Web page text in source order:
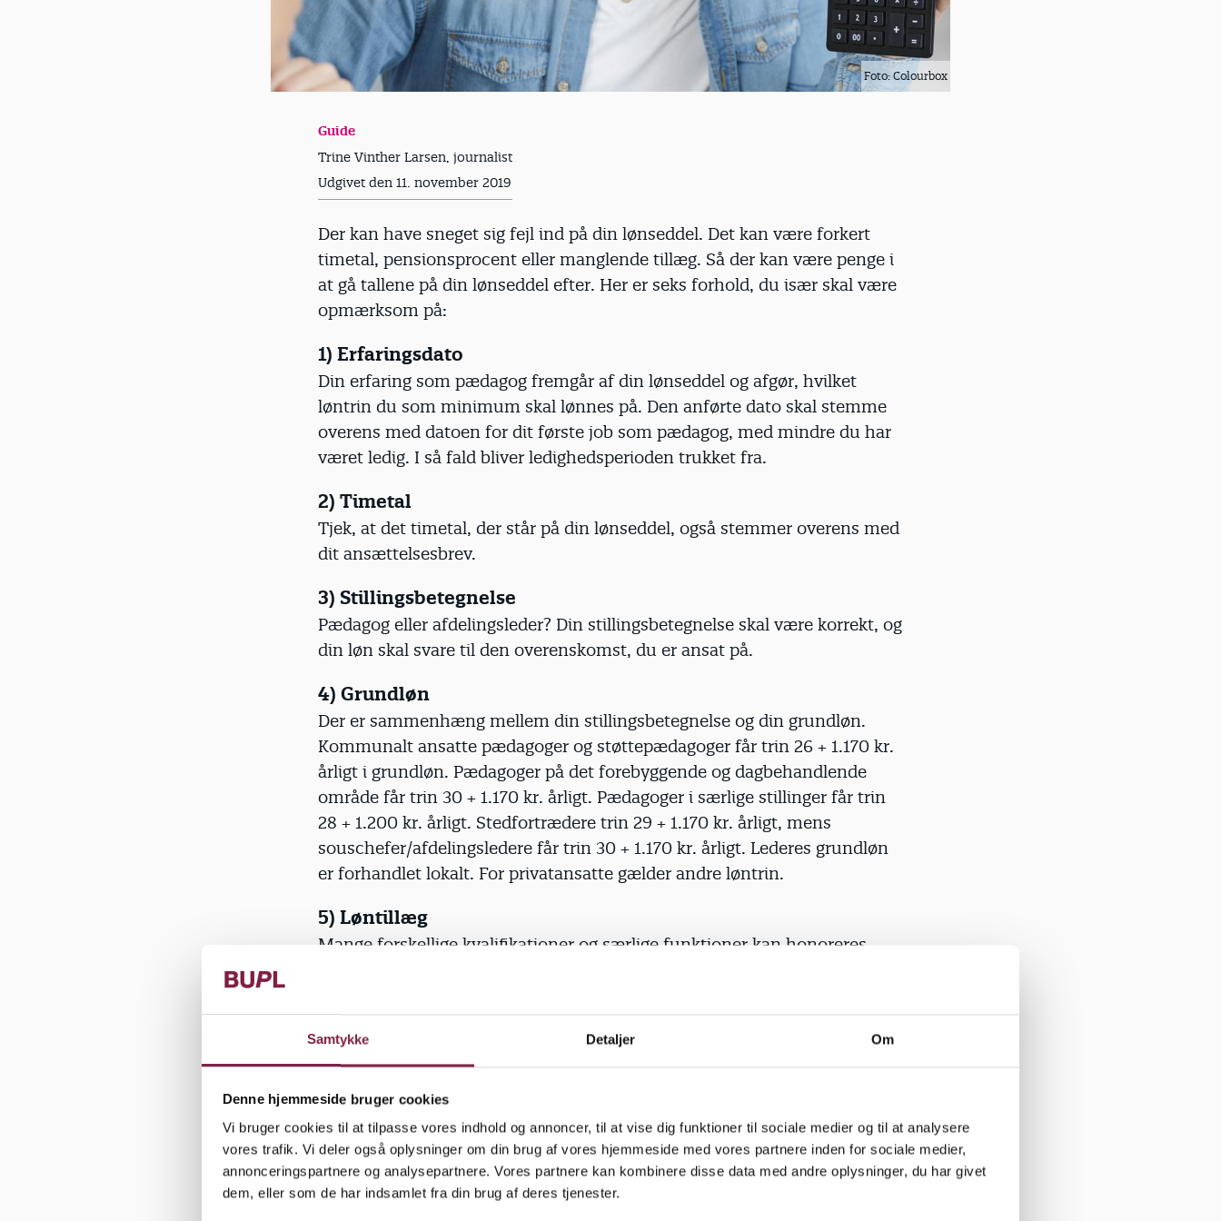
Samtykke Detaljer Om
Denne hjemmeside bruger cookies
Vi bruger cookies til at tilpasse vores indhold og annoncer, til at vise dig funktioner til sociale medier og til at analysere
vores trafik. Vi deler også oplysninger om din brug af vores hjemmeside med vores partnere inden for sociale medier,
annonceringspartnere og analysepartnere. Vores partnere kan kombinere disse data med andre oplysninger, du har givet
dem, eller som de har indsamlet fra din brug af deres tjenester.
Foto: Colourbox
Guide
Trine Vinther Larsen, journalist
Udgivet den 11. november 2019
Der kan have sneget sig fejl ind på din lønseddel. Det kan være forkert
timetal, pensionsprocent eller manglende tillæg. Så der kan være penge i
at gå tallene på din lønseddel efter. Her er seks forhold, du især skal være
opmærksom på:
1) Erfaringsdato
Din erfaring som pædagog fremgår af din lønseddel og afgør, hvilket
løntrin du som minimum skal lønnes på. Den anførte dato skal stemme
overens med datoen for dit første job som pædagog, med mindre du har
været ledig. I så fald bliver ledighedsperioden trukket fra.
2) Timetal
Tjek, at det timetal, der står på din lønseddel, også stemmer overens med
dit ansættelsesbrev.
3) Stillingsbetegnelse
Pædagog eller afdelingsleder? Din stillingsbetegnelse skal være korrekt, og
din løn skal svare til den overenskomst, du er ansat på.
4) Grundløn
Der er sammenhæng mellem din stillingsbetegnelse og din grundløn.
Kommunalt ansatte pædagoger og støttepædagoger får trin 26 + 1.170 kr.
årligt i grundløn. Pædagoger på det forebyggende og dagbehandlende
område får trin 30 + 1.170 kr. årligt. Pædagoger i særlige stillinger får trin
28 + 1.200 kr. årligt. Stedfortrædere trin 29 + 1.170 kr. årligt, mens
souschefer/afdelingsledere får trin 30 + 1.170 kr. årligt. Lederes grundløn
er forhandlet lokalt. For privatansatte gælder andre løntrin.
5) Løntillæg
Mange forskellige kvalifikationer og særlige funktioner kan honoreres
skovbussen, er med i skole, er praktikvejleder, arbejder med inklusion
eller i en specialbørnehave eller noget helt sjette, så tjek med din
tillidsrepræsentant og din fagforening, om der knytter sig et tillæg til dine
opgaver og din institution. Arbejder du i et tilbud, der er åbent i mindst
100 aftentimer om året, eller har du arbejde i weekenden eller delt eller
for sent varslet omlagt tjeneste, udløser det også tillæg. De tillæg er
arbejdsbestemte tillæg, der ofte udbetales forskudt, altså en, to eller tre
måneder efter at du har optjent retten til dem.